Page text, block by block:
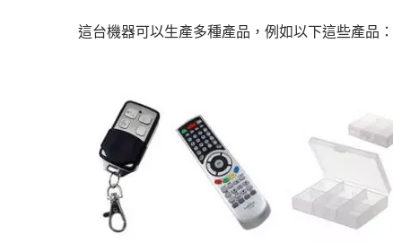
這台機器可以生產多種產品，例如以下這些產品：